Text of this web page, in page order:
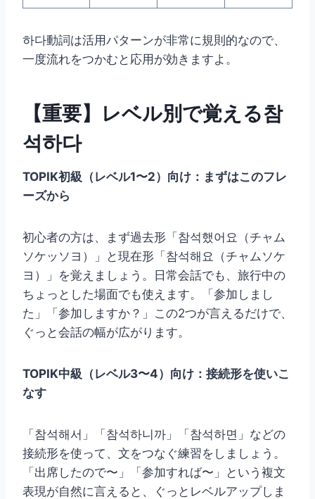
하다動詞は活用パターンが非常に規則的なので、
一度流れをつかむと応用が効きますよ。
【重要】レベル別で覚える참
석하다
TOPIK初級（レベル1〜2）向け：まずはこのフレ
ーズから
初心者の方は、まず過去形「참석했어요（チャム
ソケッソヨ）」と現在形「참석해요（チャムソケ
ヨ）」を覚えましょう。日常会話でも、旅行中の
ちょっとした場面でも使えます。「参加しまし
た」「参加しますか？」この2つが言えるだけで、
ぐっと会話の幅が広がります。
TOPIK中級（レベル3〜4）向け：接続形を使いこ
なす
「참석해서」「참석하니까」「참석하면」などの
接続形を使って、文をつなぐ練習をしましょう。
「出席したので〜」「参加すれば〜」という複文
表現が自然に言えると、ぐっとレベルアップしま